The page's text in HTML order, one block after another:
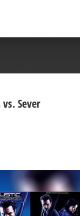
Sever